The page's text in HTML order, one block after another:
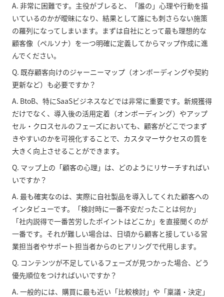
A. 非常に困難です。主役がブレると、「誰の」心理や行動を描
いているのかが曖昧になり、結果として誰にも刺さらない施策
の羅列になってしまいます。まずは自社にとって最も理想的な
顧客像（ペルソナ）を一つ明確に定義してからマップ作成に進
んでください。
Q. 既存顧客向けのジャーニーマップ（オンボーディングや契約
更新など）も必要ですか？
A. BtoB、特にSaaSビジネスなどでは非常に重要です。新規獲得
だけでなく、導入後の活用定着（オンボーディング）やアップ
セル・クロスセルのフェーズにおいても、顧客がどこでつまず
きやすいのかを可視化することで、カスタマーサクセスの質を
大きく向上させることができます。
Q. マップ上の「顧客の心理」は、どのようにリサーチすればい
いですか？
A. 最も確実なのは、実際に自社製品を導入してくれた顧客への
インタビューです。「検討時に一番不安だったことは何か」
「社内説得で一番苦労したポイントはどこか」を直接聞くのが
一番です。それが難しい場合は、日頃から顧客と接している営
業担当者やサポート担当者からのヒアリングで代用します。
Q. コンテンツが不足しているフェーズが見つかった場合、どう
優先順位をつければいいですか？
A. 一般的には、購買に最も近い「比較検討」や「稟議・決定」